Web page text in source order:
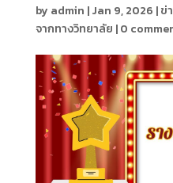
by admin |Jan 9, 2026 |ข่
จากทางวิทยาลัย |0